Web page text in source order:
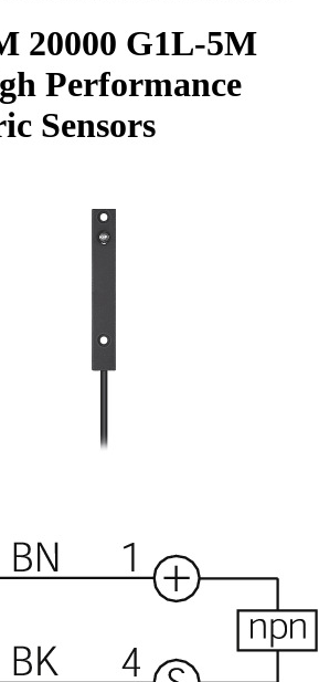
20000 G1L-5M
Performance
Sensors